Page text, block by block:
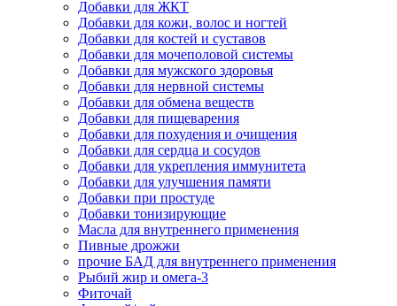
Добавки для ЖКТ
Добавки для кожи, волос и ногтей
Добавки для костей и суставов
Добавки для мочеполовой системы
Добавки для мужского здоровья
Добавки для нервной системы
Добавки для обмена веществ
Добавки для пищеварения
Добавки для похудения и очищения
Добавки для сердца и сосудов
Добавки для укрепления иммунитета
Добавки для улучшения памяти
Добавки при простуде
Добавки тонизирующие
Масла для внутреннего применения
Пивные дрожжи
прочие БАД для внутреннего применения
Рыбий жир и омега-3
Фиточай